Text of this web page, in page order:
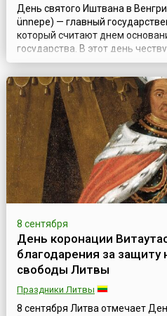
День святого Иштвана в
ünnepe) — главный
который считают днем
государства. В этот день
— Иштвана I (970-975 —
Иштван (Стефан) I был
1000 года (годы правления
справедливо, щедро, мудро и
8 сентября
День коронации
благодарения за защиту
свободы Литвы
Праздники Литвы
8 сентября Литва отмечает